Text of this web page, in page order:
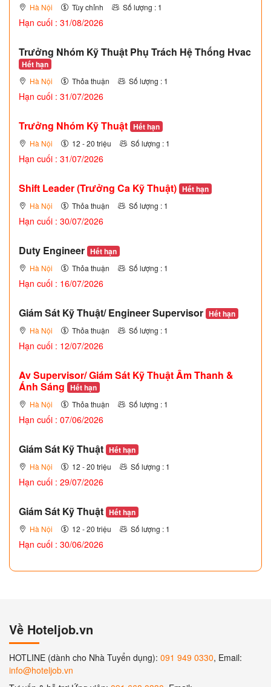
Hà Nội Tùy chỉnh Số lượng : 1
Hạn cuối : 31/08/2026
Trưởng Nhóm Kỹ Thuật Phụ Trách Hệ Thống Hvac
Hết hạn
Hà Nội Thỏa thuận Số lượng : 1
Hạn cuối : 31/07/2026
Trưởng Nhóm Kỹ Thuật Hết hạn
Hà Nội 12 - 20 triệu Số lượng : 1
Hạn cuối : 31/07/2026
Shift Leader (Trưởng Ca Kỹ Thuật) Hết hạn
Hà Nội Thỏa thuận Số lượng : 1
Hạn cuối : 30/07/2026
Duty Engineer Hết hạn
Hà Nội Thỏa thuận Số lượng : 1
Hạn cuối : 16/07/2026
Giám Sát Kỹ Thuật/ Engineer Supervisor Hết hạn
Hà Nội Thỏa thuận Số lượng : 1
Hạn cuối : 12/07/2026
Av Supervisor/ Giám Sát Kỹ Thuật Âm Thanh &
Ánh Sáng Hết hạn
Hà Nội Thỏa thuận Số lượng : 1
Hạn cuối : 07/06/2026
Giám Sát Kỹ Thuật Hết hạn
Hà Nội 12 - 20 triệu Số lượng : 1
Hạn cuối : 29/07/2026
Giám Sát Kỹ Thuật Hết hạn
Hà Nội 12 - 20 triệu Số lượng : 1
Hạn cuối : 30/06/2026
Về Hoteljob.vn
HOTLINE (dành cho Nhà Tuyển dụng): 091 949 0330, Email:
info@hoteljob.vn